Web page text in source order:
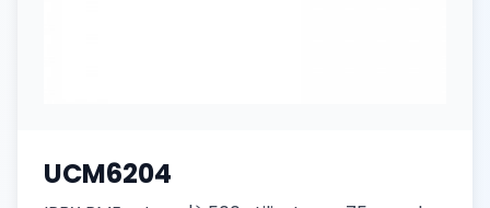
UCM6204